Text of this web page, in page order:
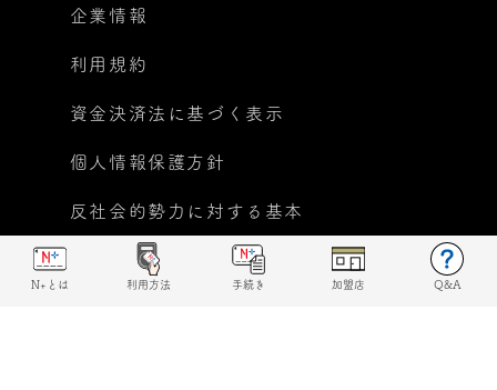
© 2019 N+ All rights reserved.
企業情報
利用規約
資金決済法に基づく表示
個人情報保護方針
反社会的勢力に対する基本
方針宣言
N+とは 利用方法 手続き 加盟店 Q&A